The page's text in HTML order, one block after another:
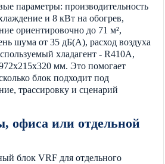
параметры: производительность
и 8 кВт на обогрев,
ориентировочно до 71 м²,
шума от 35 дБ(А), расход воздуха
хладагент - R410A,
мм. Это помогает
блок подходит под
трассировку и сценарий
офиса или отдельной
блок VRF для отдельного